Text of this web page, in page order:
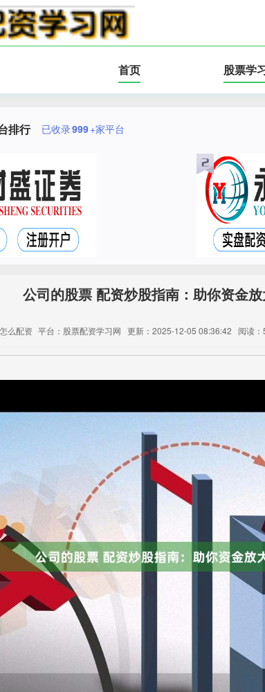
首页 股票学
排行 已收录999+家平台
公司的股票 配资炒股指南：助你资金
么配资 平台：股票配资学习网 更新：2025-12-05 08:36:42 阅读：